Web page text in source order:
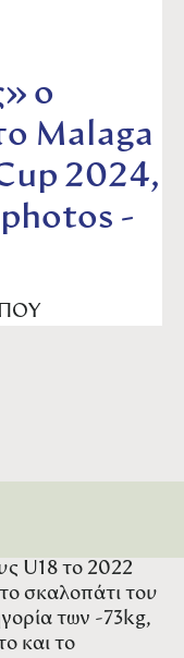
ο
Malaga
2024,
-
U21,
Στο
ο «χάλκινος»
U18 το 2022
σκαλοπάτι του
των -73kg,
και το